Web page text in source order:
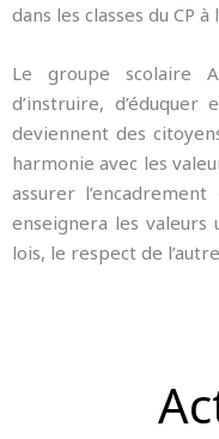
dans les classes du CP à
Le groupe scolaire
d’instruire,
deviennent des
harmonie avec les
assurer
enseignera les valeurs
lois, le respect de